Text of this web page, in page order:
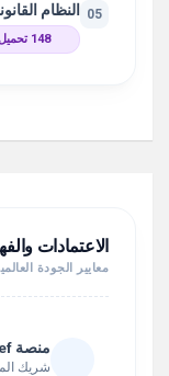
05 النظام
148 تحميل
الاعتمادات
معايير الجودة
منصة Crossref العالمية
شريك